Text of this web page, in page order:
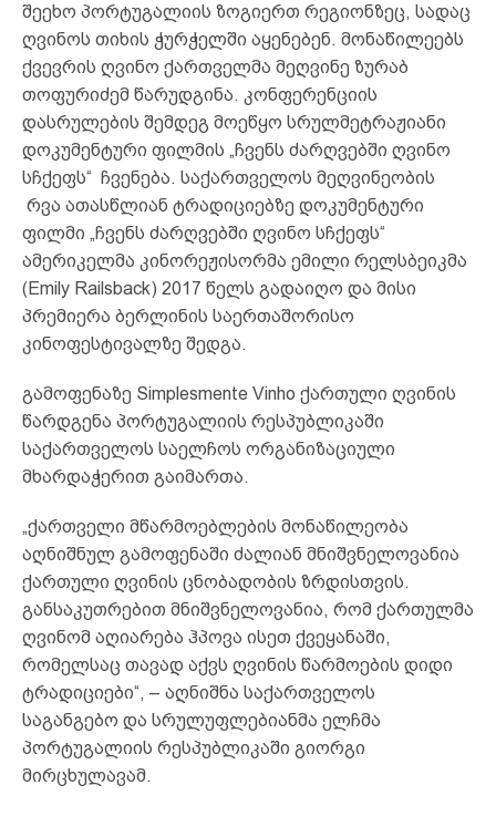
შეეხო პორტუგალიის ზოგიერთ რეგიონზეც, სადაც
ღვინოს თიხის ჭურჭელში აყენებენ. მონაწილეებს
ქვევრის ღვინო ქართველმა მეღვინე ზურაბ
თოფურიძემ წარუდგინა. კონფერენციის
დასრულების შემდეგ მოეწყო სრულმეტრაჟიანი
დოკუმენტური ფილმის „ჩვენს ძარღვებში ღვინო
სჩქეფს“ ჩვენება. საქართველოს მეღვინეობის
რვა ათასწლიან ტრადიციებზე დოკუმენტური
ფილმი „ჩვენს ძარღვებში ღვინო სჩქეფს“
ამერიკელმა კინორეჟისორმა ემილი რელსბეიკმა
(Emily Railsback) 2017 წელს გადაიღო და მისი
პრემიერა ბერლინის საერთაშორისო
კინოფესტივალზე შედგა.
გამოფენაზე Simplesmente Vinho ქართული ღვინის
წარდგენა პორტუგალიის რესპუბლიკაში
საქართველოს საელჩოს ორგანიზაციული
მხარდაჭერით გაიმართა.
„ქართველი მწარმოებლების მონაწილეობა
აღნიშნულ გამოფენაში ძალიან მნიშვნელოვანია
ქართული ღვინის ცნობადობის ზრდისთვის.
განსაკუთრებით მნიშვნელოვანია, რომ ქართულმა
ღვინომ აღიარება ჰპოვა ისეთ ქვეყანაში,
რომელსაც თავად აქვს ღვინის წარმოების დიდი
ტრადიციები“, – აღნიშნა საქართველოს
საგანგებო და სრულუფლებიანმა ელჩმა
პორტუგალიის რესპუბლიკაში გიორგი
მირცხულავამ.